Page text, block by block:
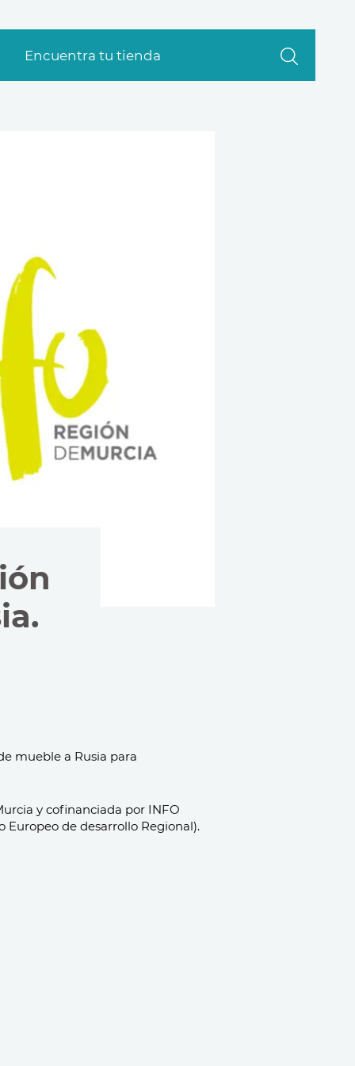
Encuentra tu tienda
mueble a Rusia para
y cofinanciada por INFO
Europeo de desarrollo Regional).